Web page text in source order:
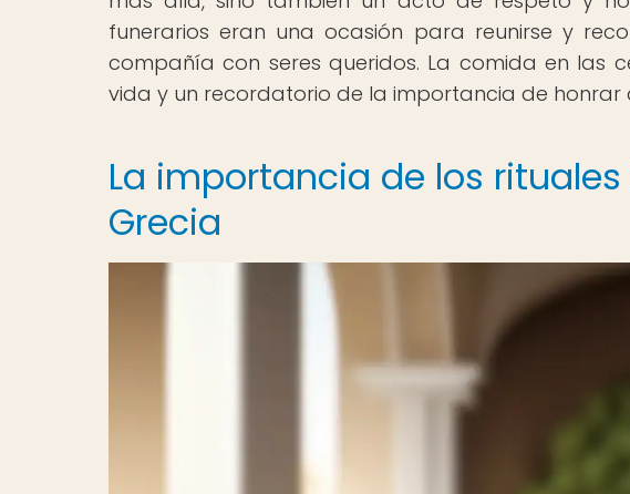
funerarios eran una ocasión para reunirse y
compañía con seres queridos. La comida en las
vida y un recordatorio de la importancia de honrar
La importancia de los
Grecia